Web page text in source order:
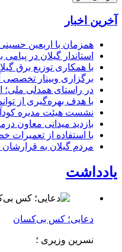
آخرین اخبار
همزمان با اربعین
استاندار گیلان در
با همکاری توزیع برق
برگزاری وبینار تخصصی
در راستای همدلی ملی؛
با هدف بهره‌گیری از
نشست هیئت مدیره
بازدید میدانی معاون
با استفاده از تعمیرات خط گرم جلوگیری بیش
مردم گیلان به قرارشان عمل
یادداشت
دعایی؛ کس بی‌کسان
نسرین وزیری ؛